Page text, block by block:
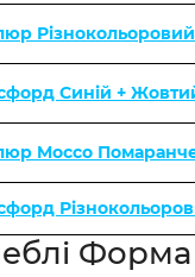
Різнокольоровий
Синій +
Mocco